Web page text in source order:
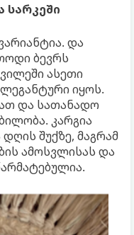
სარკეში
და
ბევრს
ასეთი
იყოს.
და სათანადო
კარგია
შუქზე, მაგრამ
ამოსვლისას და